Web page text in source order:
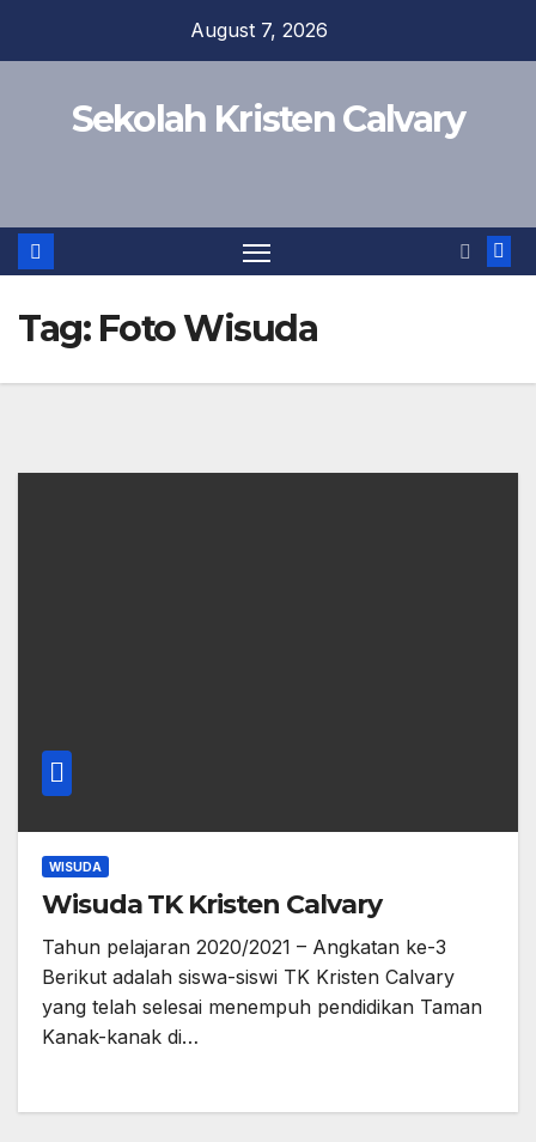
August 7, 2026
Sekolah Kristen Calvary
Tag: Foto Wisuda
WISUDA
Wisuda TK Kristen Calvary
Tahun pelajaran 2020/2021 – Angkatan ke-3
Berikut adalah siswa-siswi TK Kristen Calvary
yang telah selesai menempuh pendidikan Taman
Kanak-kanak di…